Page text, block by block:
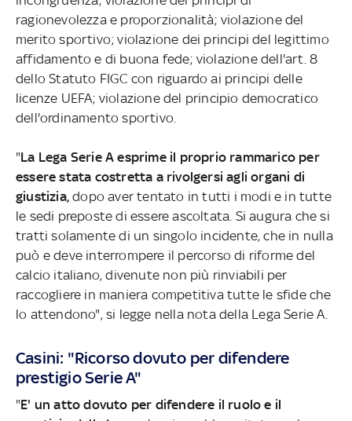
ragionevolezza e proporzionalità; violazione del
merito sportivo; violazione dei principi del legittimo
affidamento e di buona fede; violazione dell'art. 8
dello Statuto FIGC con riguardo ai principi delle
licenze UEFA; violazione del principio democratico
dell'ordinamento sportivo.
"La Lega Serie A esprime il proprio rammarico per
essere stata costretta a rivolgersi agli organi di
giustizia, dopo aver tentato in tutti i modi e in tutte
le sedi preposte di essere ascoltata. Si augura che si
tratti solamente di un singolo incidente, che in nulla
può e deve interrompere il percorso di riforme del
calcio italiano, divenute non più rinviabili per
raccogliere in maniera competitiva tutte le sfide che
lo attendono", si legge nella nota della Lega Serie A.
Casini: "Ricorso dovuto per difendere
prestigio Serie A"
"E' un atto dovuto per difendere il ruolo e il